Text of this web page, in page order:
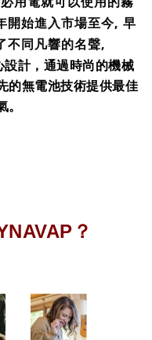
開始進入市場至今, 早
不同凡響的名聲,
計，通過時尚的機械
的無電池技術提供最佳
。
？